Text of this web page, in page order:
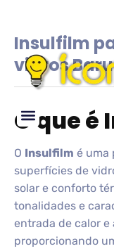
Insulfilm
vidros
O que é
O Insulfilm é uma
superfícies de
solar e conforto
tonalidades e
entrada de calor e
proporcionando